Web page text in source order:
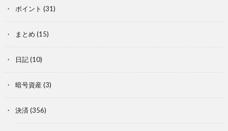
ポイント (31)
まとめ (15)
日記(10)
暗号資産 (3)
決済 (356)